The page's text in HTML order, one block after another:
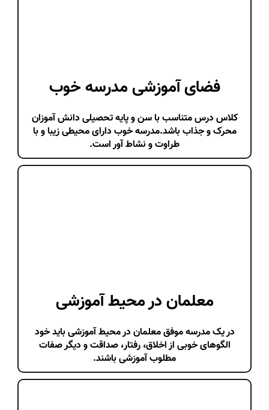
فضای آموزشی مدرسه خوب
کلاس درس متناسب با سن و پایه تحصیلی دانش آموزان
محرک و جذاب باشد.مدرسه خوب دارای محیطی زیبا و با
طراوت و نشاط آور است.
معلمان در محیط آموزشی
در یک مدرسه موفق معلمان در محیط آموزشی باید خود
الگوهای خوبی از اخلاق، رفتار، صداقت و دیگر صفات
مطلوب آموزشی باشند.